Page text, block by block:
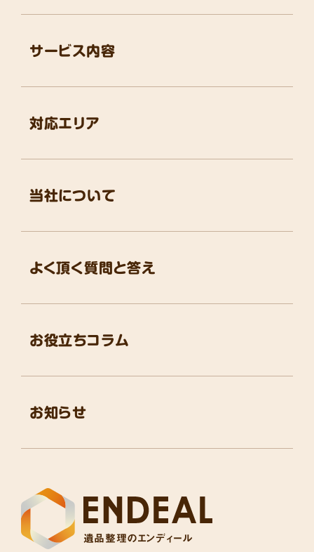
遺品整理のエンディール
お役立ちコラム
よく頂く質問と答え
お知らせ
サービス内容
対応エリア
当社について